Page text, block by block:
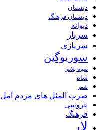
دبستان
دبستان فرهنگ
دیوانه
سرباز
سربازی
سوریوگین
سیاه پلاس
شاه
شعر
ضرب المثل های مردم آمل
عروسی
فرهنگ
لار